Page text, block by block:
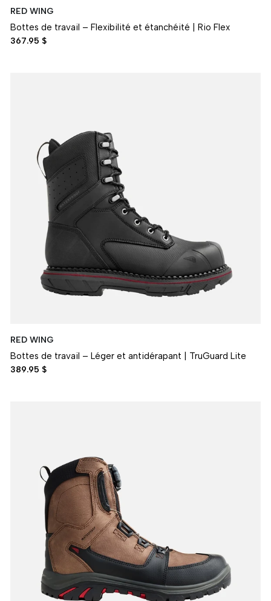
RED WING
Bottes de travail – Flexibilité et étanchéité | Rio Flex
367.95 $
RED WING
Bottes de travail – Léger et antidérapant | TruGuard Lite
389.95 $